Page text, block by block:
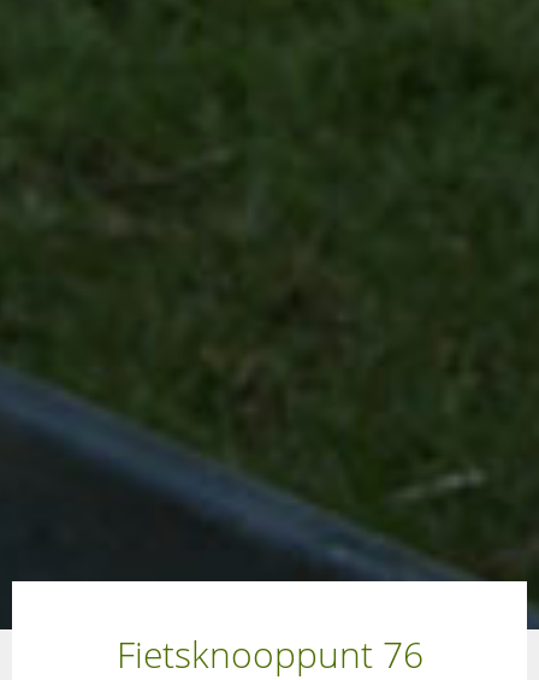
Fietsknooppunt 76